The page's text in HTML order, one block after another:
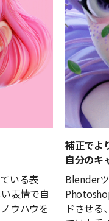
いる表
表情で自
ウハウを
補正でよ
自分のキ
Blender
ドさせる